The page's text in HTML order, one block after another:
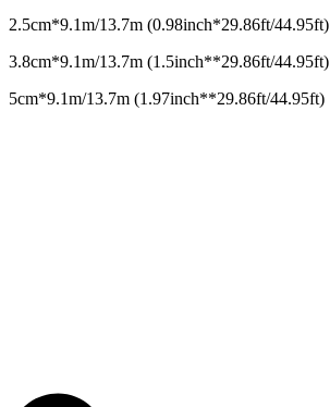
2.5cm*9.1m/13.7m (0.98inch*29.86ft/44.95ft)
3.8cm*9.1m/13.7m (1.5inch**29.86ft/44.95ft)
5cm*9.1m/13.7m (1.97inch**29.86ft/44.95ft)